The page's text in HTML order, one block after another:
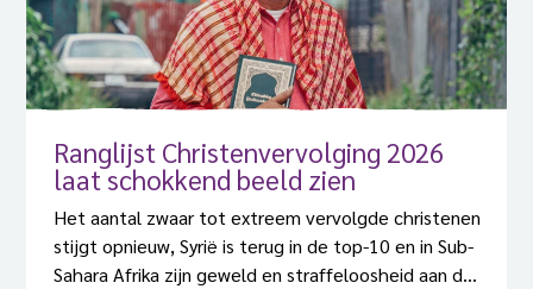
Ranglijst Christenvervolging 2026
laat schokkend beeld zien
Het aantal zwaar tot extreem vervolgde christenen
stijgt opnieuw, Syrië is terug in de top-10 en in Sub-
Sahara Afrika zijn geweld en straffeloosheid aan de